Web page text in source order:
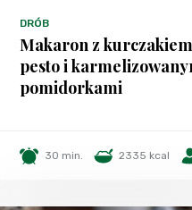
DRÓB
Makaron z
pesto i
pomidorkami
30 min. 2335 kcal